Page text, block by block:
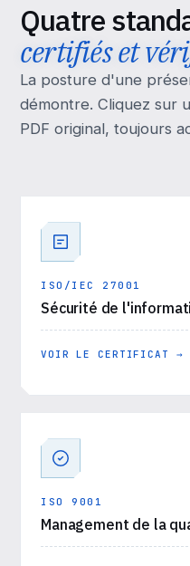
Quatre
certifiés et
La posture d'une
démontre. Cliquez sur
PDF original, toujours
ISO/IEC 27001
Sécurité de
VOIR LE CERTIFICAT →
ISO 9001
Management de la